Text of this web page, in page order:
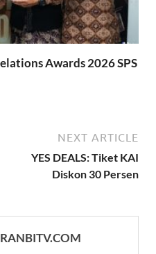
Awards 2026 SPS
NEXT ARTICLE
YES DEALS: Tiket KAI
Diskon 30 Persen